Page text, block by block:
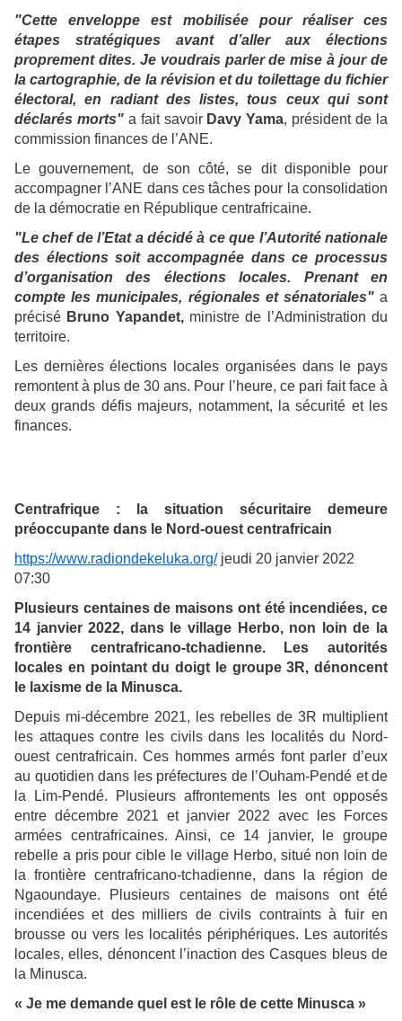
"Cette enveloppe est mobilisée pour réaliser ces
étapes stratégiques avant d’aller aux élections
proprement dites. Je voudrais parler de mise à jour de
la cartographie, de la révision et du toilettage du fichier
électoral, en radiant des listes, tous ceux qui sont
déclarés morts" a fait savoir Davy Yama, président de la
commission finances de l’ANE.
Le gouvernement, de son côté, se dit disponible pour
accompagner l’ANE dans ces tâches pour la consolidation
de la démocratie en République centrafricaine.
"Le chef de l’Etat a décidé à ce que l’Autorité nationale
des élections soit accompagnée dans ce processus
d’organisation des élections locales. Prenant en
compte les municipales, régionales et sénatoriales" a
précisé Bruno Yapandet,ministre de l’Administration du
territoire.
Les dernières élections locales organisées dans le pays
remontent à plus de 30 ans. Pour l’heure, ce pari fait face à
deux grands défis majeurs, notamment, la sécurité et les
finances.
Centrafrique : la situation sécuritaire demeure
préoccupante dans le Nord-ouest centrafricain
https://www.radiondekeluka.org/jeudi 20 janvier 2022
07:30
Plusieurs centaines de maisons ont été incendiées, ce
14 janvier 2022, dans le village Herbo, non loin de la
frontière centrafricano-tchadienne. Les autorités
locales en pointant du doigt le groupe 3R, dénoncent
le laxisme de la Minusca.
Depuis mi-décembre 2021, les rebelles de 3R multiplient
les attaques contre les civils dans les localités du Nord-
ouest centrafricain. Ces hommes armés font parler d’eux
au quotidien dans les préfectures de l’Ouham-Pendé et de
la Lim-Pendé. Plusieurs affrontements les ont opposés
entre décembre 2021 et janvier 2022 avec les Forces
armées centrafricaines. Ainsi, ce 14 janvier, le groupe
rebelle a pris pour cible le village Herbo, situé non loin de
la frontière centrafricano-tchadienne, dans la région de
Ngaoundaye. Plusieurs centaines de maisons ont été
incendiées et des milliers de civils contraints à fuir en
brousse ou vers les localités périphériques. Les autorités
locales, elles, dénoncent l’inaction des Casques bleus de
la Minusca.
« Je me demande quel est le rôle de cette Minusca »